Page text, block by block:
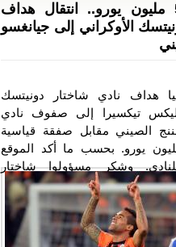
مقابل 50 مليون يورو.. انتقال هداف
الأوكراني إلى جيانغسو
هداف نادي شاختار دونيتسك
أليكس تيكسيرا إلى صفوف نادي
الصيني مقابل صفقة قياسية
50 مليون يورو. بحسب ما أكد الموقع
وشكر مسؤولوا شاختار